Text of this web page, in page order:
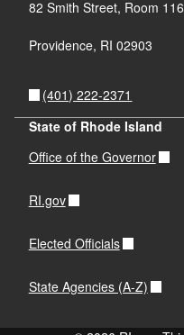
82 Smith Street, Room 116
Providence, RI 02903
(401) 222-2371
State of Rhode Island
Office of the Governor
RI.gov
Elected Officials
State Agencies (A-Z)